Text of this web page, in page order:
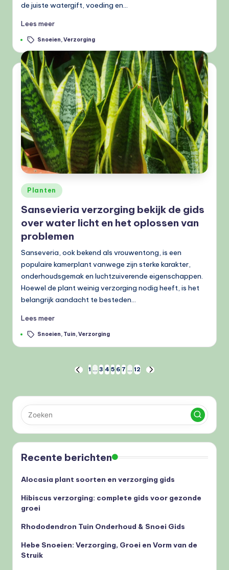
de juiste watergift, voeding en…
Lees meer
Tags: Snoeien,Verzorging
Geplaatst
in
Planten
Sansevieria verzorging bekijk de gids
over water licht en het oplossen van
problemen
Sanseveria, ook bekend als vrouwentong, is een
populaire kamerplant vanwege zijn sterke karakter,
onderhoudsgemak en luchtzuiverende eigenschappen.
Hoewel de plant weinig verzorging nodig heeft, is het
belangrijk aandacht te besteden…
Lees meer
Tags: Snoeien, Tuin,Verzorging
Berichten
paginering
VORIGE
1 … 3 4 5 6 7 … 12
VOLGENDE
Recente berichten
Alocasia plant soorten en verzorging gids
Hibiscus verzorging: complete gids voor gezonde
groei
Rhododendron Tuin Onderhoud & Snoei Gids
Hebe Snoeien: Verzorging, Groei en Vorm van de
Struik